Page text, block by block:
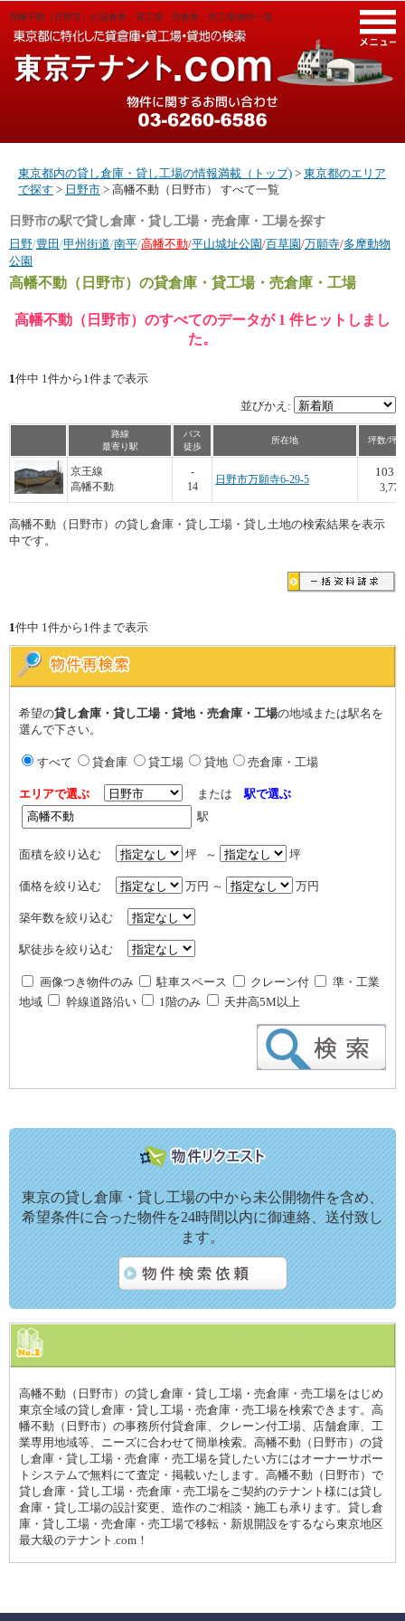
高幡不動（日野市）の貸倉庫・貸工場・売倉庫・売工場|物件一覧
東京都内の貸し倉庫・貸し工場の情報満載（トップ) > 東京都のエリア
で探す > 日野市 > 高幡不動（日野市） すべて一覧
日野市の駅で貸し倉庫・貸し工場・売倉庫・工場を探す
日野/豊田/甲州街道/南平/高幡不動/平山城址公園/百草園/万願寺/多摩動物
公園
高幡不動（日野市） の貸倉庫・貸工場・売倉庫・工場
高幡不動（日野市）のすべてのデータが 1 件ヒットしまし
た。
1件中 1件から1件まで表示
並びかえ:
路線
最寄り駅
バス
徒歩
所在地 坪数/坪
京王線
高幡不動
-
14
日野市万願寺6-29-5
103
3,772
高幡不動（日野市）の貸し倉庫・貸し工場・貸し土地の検索結果を表示
中です。
1件中 1件から1件まで表示
希望の貸し倉庫・貸し工場・貸地・売倉庫・工場の地域または駅名を
選んで下さい。
すべて 貸倉庫 貸工場 貸地 売倉庫・工場
エリアで選ぶ または駅で選ぶ
駅
面積を絞り込む 坪 ～ 坪
価格を絞り込む 万円 ～ 万円
築年数を絞り込む
駅徒歩を絞り込む
画像つき物件のみ 駐車スペース クレーン付
準・工業
地域
幹線道路沿い 1階のみ 天井高5M以上
東京の貸し倉庫・貸し工場の中から未公開物件を含め、
希望条件に合った物件を24時間以内に御連絡、送付致し
ます。
高幡不動（日野市）の貸し倉庫・貸し工場・売倉庫・売工場をはじめ
東京全域の貸し倉庫・貸し工場・売倉庫・売工場を検索できます。高
幡不動（日野市）の事務所付貸倉庫、クレーン付工場、店舗倉庫、工
業専用地域等、ニーズに合わせて簡単検索。高幡不動（日野市）の貸
し倉庫・貸し工場・売倉庫・売工場を貸したい方にはオーナーサポー
トシステムで無料にて査定・掲載いたします。高幡不動（日野市）で
貸し倉庫・貸し工場・売倉庫・売工場をご契約のテナント様には貸し
倉庫・貸し工場の設計変更、造作のご相談・施工も承ります。貸し倉
庫・貸し工場・売倉庫・売工場で移転・新規開設をするなら東京地区
最大級のテナント.com！